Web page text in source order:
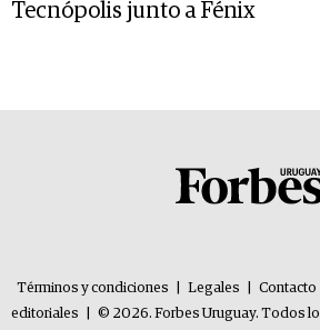
Tecnópolis junto a Fénix
Términos y condiciones Legales Contacto
editoriales
© 2026. Forbes Uruguay. Todos